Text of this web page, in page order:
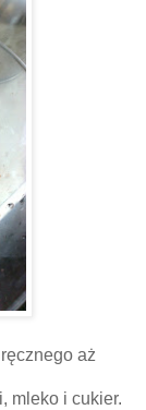
aż
mleko i cukier.